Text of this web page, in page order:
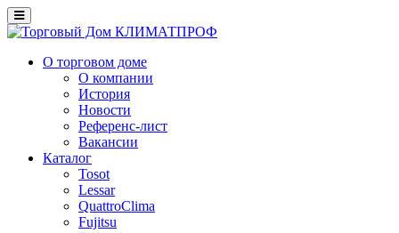
О торговом доме
О компании
История
Новости
Референс-лист
Вакансии
Каталог
Tosot
Lessar
QuattroClima
Fujitsu